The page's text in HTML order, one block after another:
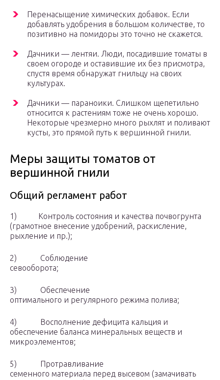
Перенасыщение химических добавок. Если
добавлять удобрения в большом количестве, то
позитивно на помидоры это точно не скажется.
Дачники — лентяи. Люди, посадившие томаты в
своем огороде и оставившие их без присмотра,
спустя время обнаружат гнильцу на своих
культурах.
Дачники — параноики. Слишком щепетильно
относится к растениям тоже не очень хорошо.
Некоторые чрезмерно много рыхлят и поливают
кусты, это прямой путь к вершинной гнили.
Меры защиты томатов от
вершинной гнили
Общий регламент работ
1) Контроль состояния и качества почвогрунта
(грамотное внесение удобрений, раскисление,
рыхление и пр.);
2) Соблюдение
севооборота;
3) Обеспечение
оптимального и регулярного режима полива;
4) Восполнение дефицита кальция и
обеспечение баланса минеральных веществ и
микроэлементов;
5) Протравливание
семенного материала перед высевом (замачивать